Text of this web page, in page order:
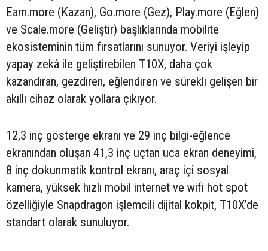
Earn.more (Kazan), Go.more (Gez), Play.more (Eğlen)
ve Scale.more (Geliştir) başlıklarında mobilite
ekosisteminin tüm fırsatlarını sunuyor. Veriyi işleyip
yapay zekâ ile geliştirebilen T10X, daha çok
kazandıran, gezdiren, eğlendiren ve sürekli gelişen bir
akıllı cihaz olarak yollara çıkıyor.
12,3 inç gösterge ekranı ve 29 inç bilgi-eğlence
ekranından oluşan 41,3 inç uçtan uca ekran deneyimi,
8 inç dokunmatik kontrol ekranı, araç içi sosyal
kamera, yüksek hızlı mobil internet ve wifi hot spot
özelliğiyle Snapdragon işlemcili dijital kokpit, T10X’de
standart olarak sunuluyor.